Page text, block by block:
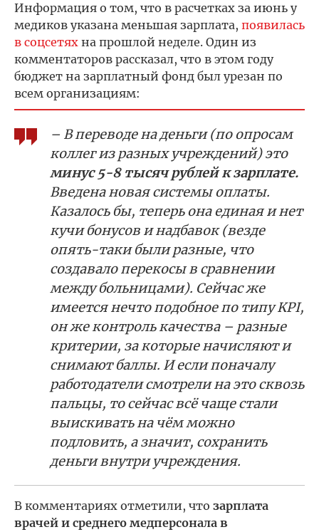
Информация о том, что в расчетках за июнь у
медиков указана меньшая зарплата, появилась
в соцсетях на прошлой неделе. Один из
комментаторов рассказал, что в этом году
бюджет на зарплатный фонд был урезан по
всем организациям:
– В переводе на деньги (по опросам
коллег из разных учреждений) это
минус 5-8 тысяч рублей к зарплате.
Введена новая системы оплаты.
Казалось бы, теперь она единая и нет
кучи бонусов и надбавок (везде
опять-таки были разные, что
создавало перекосы в сравнении
между больницами). Сейчас же
имеется нечто подобное по типу KPI,
он же контроль качества – разные
критерии, за которые начисляют и
снимают баллы. И если поначалу
работодатели смотрели на это сквозь
пальцы, то сейчас всё чаще стали
выискивать на чём можно
подловить, а значит, сохранить
деньги внутри учреждения.
В комментариях отметили, что зарплата
врачей и среднего медперсонала в